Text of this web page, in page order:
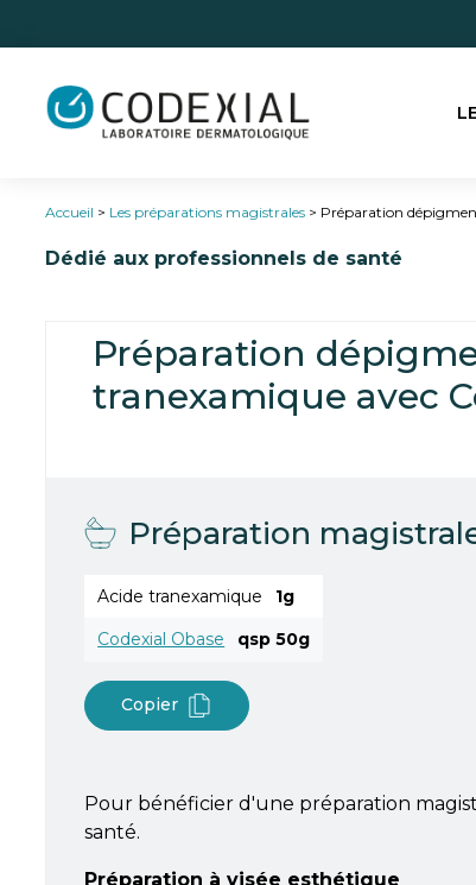
Accueil > Les préparations magistrales > Préparation
Dédié aux professionnels de santé
Préparation
tranexamique avec
Préparation
Acide tranexamique 1g
Codexial Obase qsp 50g
Copier
Pour bénéficier d'une préparation
santé.
Préparation à visée esthétique